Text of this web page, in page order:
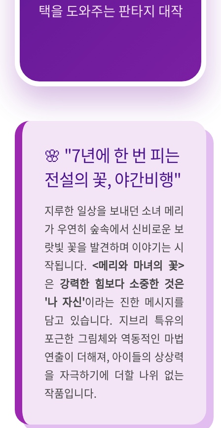
택을 도와주는 판타지 대작
🌸 "7년에 한 번 피는
전설의 꽃, 야간비행"
지루한 일상을 보내던 소녀 메리
가 우연히 숲속에서 신비로운 보
랏빛 꽃을 발견하며 이야기는 시
작됩니다. <메리와 마녀의 꽃>
은 강력한 힘보다 소중한 것은
'나 자신'이라는 진한 메시지를
담고 있습니다. 지브리 특유의
포근한 그림체와 역동적인 마법
연출이 더해져, 아이들의 상상력
을 자극하기에 더할 나위 없는
작품입니다.